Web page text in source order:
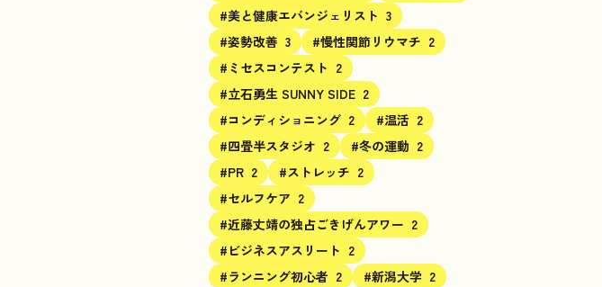
#美と健康エバンジェリスト 3
#姿勢改善 3 #慢性関節リウマチ 2
#ミセスコンテスト 2
#立石勇生 SUNNY SIDE 2
#コンディショニング 2 #温活 2
#四畳半スタジオ 2 #冬の運動 2
#PR 2 #ストレッチ 2
#セルフケア 2
#近藤丈靖の独占ごきげんアワー 2
#ビジネスアスリート 2
#ランニング初心者 2 #新潟大学 2